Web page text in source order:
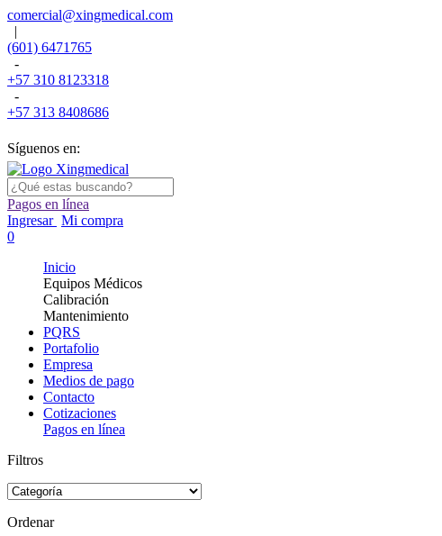
comercial@xingmedical.com
|
(601) 6471765
-
+57 310 8123318
-
+57 313 8408686
Síguenos en:
Pagos en línea
Ingresar Mi compra
0
Inicio
Equipos Médicos
Calibración
Mantenimiento
PQRS
Portafolio
Empresa
Medios de pago
Contacto
Cotizaciones
Pagos en línea
Filtros
Ordenar